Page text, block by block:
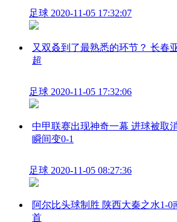
足球 2020-11-05 17:32:07
又双叒到了最熟悉的环节？ 长春
超
足球 2020-11-05 17:32:06
中甲联赛出现神奇一幕 进球被取
瞬间变0-1
足球 2020-11-05 08:27:36
阿尔比头球制胜 陕西大秦之水1-
首